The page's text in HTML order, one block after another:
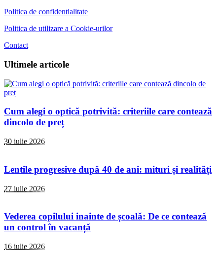
Politica de confidentialitate
Politica de utilizare a Cookie-urilor
Contact
Ultimele articole
Cum alegi o optică potrivită: criteriile care contează
dincolo de preț
30 iulie 2026
Lentile progresive după 40 de ani: mituri și realități
27 iulie 2026
Vederea copilului inainte de școală: De ce contează
un control în vacanță
16 iulie 2026